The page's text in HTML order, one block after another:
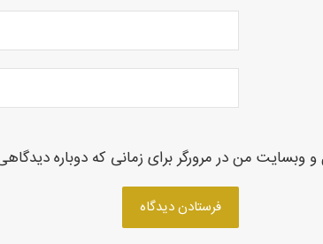
و وبسایت من در مرورگر برای زمانی که دوباره